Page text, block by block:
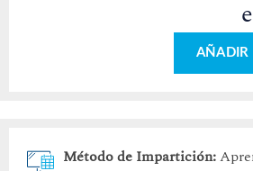
AÑADIR
Método de Impartición: